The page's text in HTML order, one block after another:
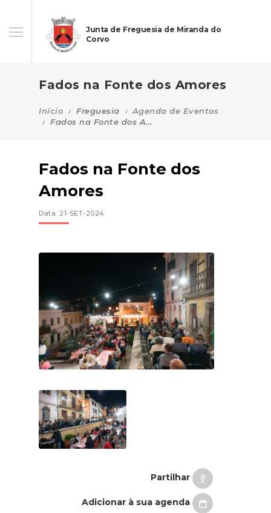
Junta de Freguesia de Miranda do
Corvo
Fados na Fonte dos Amores
Início Freguesia
Agenda de Eventos
Fados na Fonte dos A...
Fados na Fonte dos
Amores
Data: 21-SET-2024
Partilhar
Adicionar à sua agenda